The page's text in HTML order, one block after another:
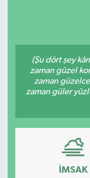
(Şu dört şey
zaman güzel
zaman
zaman güler
İMSAK